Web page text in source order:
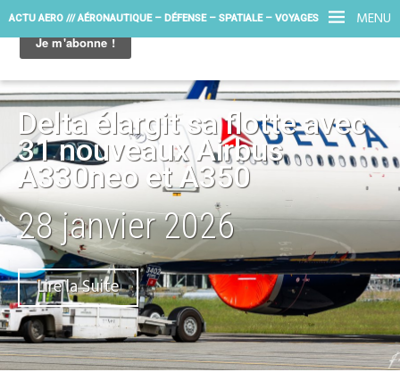
MENU
ACTU AERO /// AÉRONAUTIQUE – DÉFENSE – SPATIALE – VOYAGES
Delta élargit sa flotte avec
31 nouveaux Airbus
A330neo et A350
28 janvier 2026
Lire la Suite